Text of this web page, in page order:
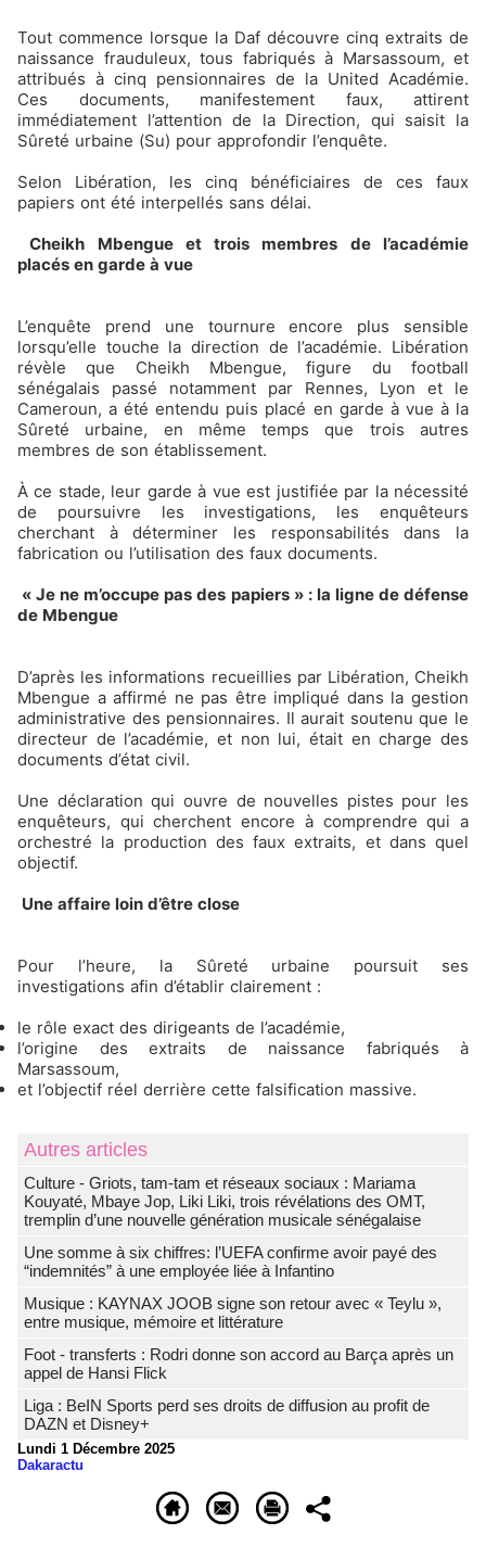
Tout commence lorsque la Daf découvre cinq extraits de
naissance frauduleux, tous fabriqués à Marsassoum, et
attribués à cinq pensionnaires de la United Académie.
Ces documents, manifestement faux, attirent
immédiatement l’attention de la Direction, qui saisit la
Sûreté urbaine (Su) pour approfondir l’enquête.
Selon Libération, les cinq bénéficiaires de ces faux
papiers ont été interpellés sans délai.
Cheikh Mbengue et trois membres de l’académie
placés en garde à vue
L’enquête prend une tournure encore plus sensible
lorsqu’elle touche la direction de l’académie. Libération
révèle que Cheikh Mbengue, figure du football
sénégalais passé notamment par Rennes, Lyon et le
Cameroun, a été entendu puis placé en garde à vue à la
Sûreté urbaine, en même temps que trois autres
membres de son établissement.
À ce stade, leur garde à vue est justifiée par la nécessité
de poursuivre les investigations, les enquêteurs
cherchant à déterminer les responsabilités dans la
fabrication ou l’utilisation des faux documents.
« Je ne m’occupe pas des papiers » : la ligne de défense
de Mbengue
D’après les informations recueillies par Libération, Cheikh
Mbengue a affirmé ne pas être impliqué dans la gestion
administrative des pensionnaires. Il aurait soutenu que le
directeur de l’académie, et non lui, était en charge des
documents d’état civil.
Une déclaration qui ouvre de nouvelles pistes pour les
enquêteurs, qui cherchent encore à comprendre qui a
orchestré la production des faux extraits, et dans quel
objectif.
Une affaire loin d’être close
Pour l’heure, la Sûreté urbaine poursuit ses
investigations afin d’établir clairement :
le rôle exact des dirigeants de l’académie,
l’origine des extraits de naissance fabriqués à
Marsassoum,
et l’objectif réel derrière cette falsification massive.
Autres articles
Culture - Griots, tam-tam et réseaux sociaux : Mariama
Kouyaté, Mbaye Jop, Liki Liki, trois révélations des OMT,
tremplin d’une nouvelle génération musicale sénégalaise
Une somme à six chiffres: l’UEFA confirme avoir payé des
“indemnités” à une employée liée à Infantino
Musique : KAYNAX JOOB signe son retour avec « Teylu »,
entre musique, mémoire et littérature
Foot - transferts : Rodri donne son accord au Barça après un
appel de Hansi Flick
Liga : BeIN Sports perd ses droits de diffusion au profit de
DAZN et Disney+
Lundi 1 Décembre 2025
Dakaractu